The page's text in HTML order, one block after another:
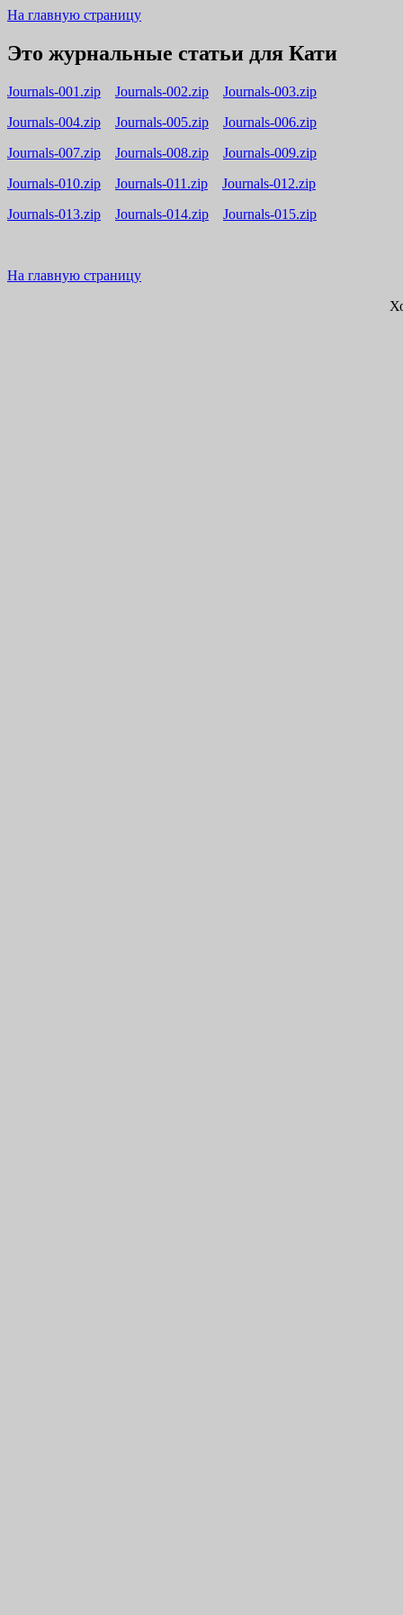
На главную страницу
Это журнальные статьи для Кати
Journals-001.zip Journals-002.zip
Journals-003.zip
Journals-004.zip
Journals-005.zip
Journals-006.zip
Journals-007.zip
Journals-008.zip
Journals-009.zip
Journals-010.zip
Journals-011.zip
Journals-012.zip
Journals-013.zip
Journals-014.zip Journals-015.zip
На главную страницу